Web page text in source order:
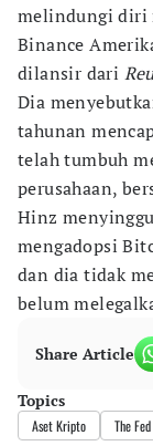
melindungi diri
Binance
dilansir dari
Dia
tahunan
telah tumbuh
perusahaan,
Hinz
mengadopsi
dan dia tidak
belum
Share Article
Topics
Aset Kripto The Fed